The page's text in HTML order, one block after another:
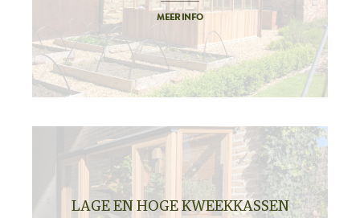
MEER INFO
LAGE EN HOGE KWEEKKASSEN